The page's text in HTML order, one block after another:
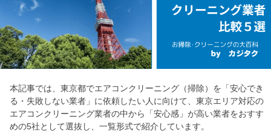
本記事では、東京都でエアコンクリーニング（掃除）を「安心でき
る・失敗しない業者」に依頼したい人に向けて、東京エリア対応の
エアコンクリーニング業者の中から「安心感」が高い業者をおすす
めの5社として選抜し、一覧形式で紹介しています。